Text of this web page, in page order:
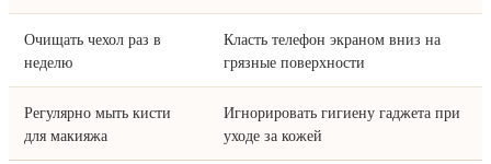
Очищать чехол раз в
неделю
Класть телефон экраном вниз на
грязные поверхности
Регулярно мыть кисти
для макияжа
Игнорировать гигиену гаджета при
уходе за кожей